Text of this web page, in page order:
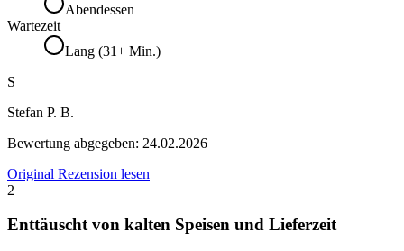
Abendessen
Wartezeit
Lang (31+ Min.)
S
Stefan P. B.
Bewertung abgegeben: 24.02.2026
Original Rezension lesen
2
Enttäuscht von kalten Speisen und Lieferzeit